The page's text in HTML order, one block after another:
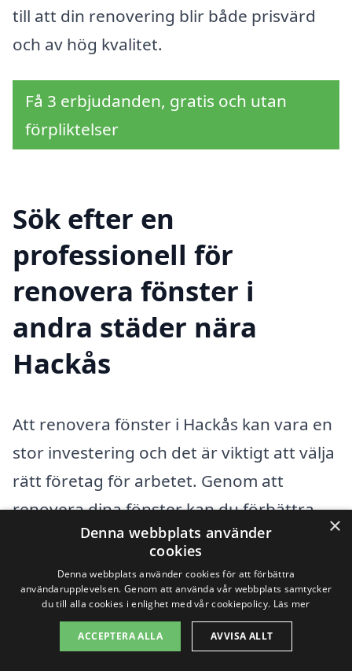
till att din renovering blir både prisvärd
och av hög kvalitet.
Få 3 erbjudanden, gratis och utan
förpliktelser
Sök efter en
professionell för
renovera fönster i
andra städer nära
Hackås
Att renovera fönster i Hackås kan vara en
stor investering och det är viktigt att välja
rätt företag för arbetet. Genom att
renovera dina fönster kan du förbättra
energieffektiviteten i ditt hem, öka värdet
samt förnya den estetiska delen. För att
göra processen enklare har vi samlat
information om hur du kan hitta hjälp i
närområdet.
×
Denna webbplats använder
cookies
Denna webbplats använder cookies för att förbättra
användarupplevelsen. Genom att använda vår webbplats samtycker
du till alla cookies i enlighet med vår cookiepolicy. Läs mer
ACCEPTERA ALLA AVVISA ALLT